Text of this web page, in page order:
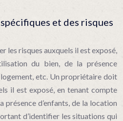
et des risques
les risques auxquels il est exposé,
du bien, de la présence
logement, etc. Un propriétaire doit
il est exposé, en tenant compte
présence d’enfants, de la location
d’identifier les situations qui